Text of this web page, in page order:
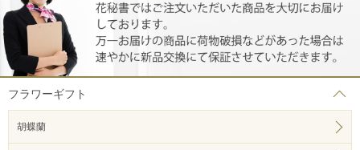
フラワーギフト
胡蝶蘭